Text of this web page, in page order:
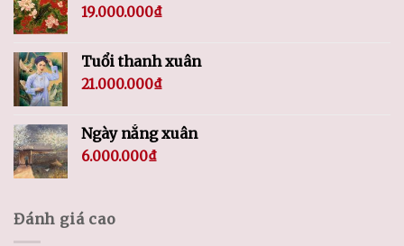
19.000.000₫
Tuổi thanh xuân
21.000.000₫
Ngày nắng xuân
6.000.000₫
Đánh giá cao